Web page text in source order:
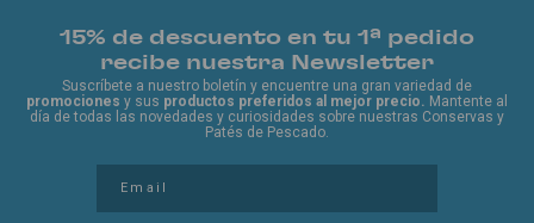
15% de descuento en tu 1ª pedido
recibe nuestra Newsletter
Suscríbete a nuestro boletín y encuentre una gran variedad de
promociones y sus productos preferidos al mejor precio. Mantente al
día de todas las novedades y curiosidades sobre nuestras Conservas y
Patés de Pescado.